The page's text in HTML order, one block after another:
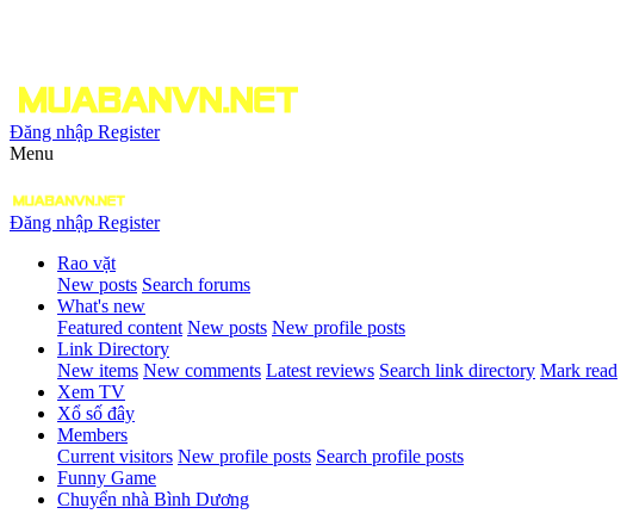
Đăng nhập Register
Menu
Đăng nhập Register
Rao vặt
New posts Search forums
What's new
Featured content New posts New profile posts
Link Directory
New items New comments Latest reviews Search link directory Mark read
Xem TV
Xổ số đây
Members
Current visitors New profile posts Search profile posts
Funny Game
Chuyển nhà Bình Dương